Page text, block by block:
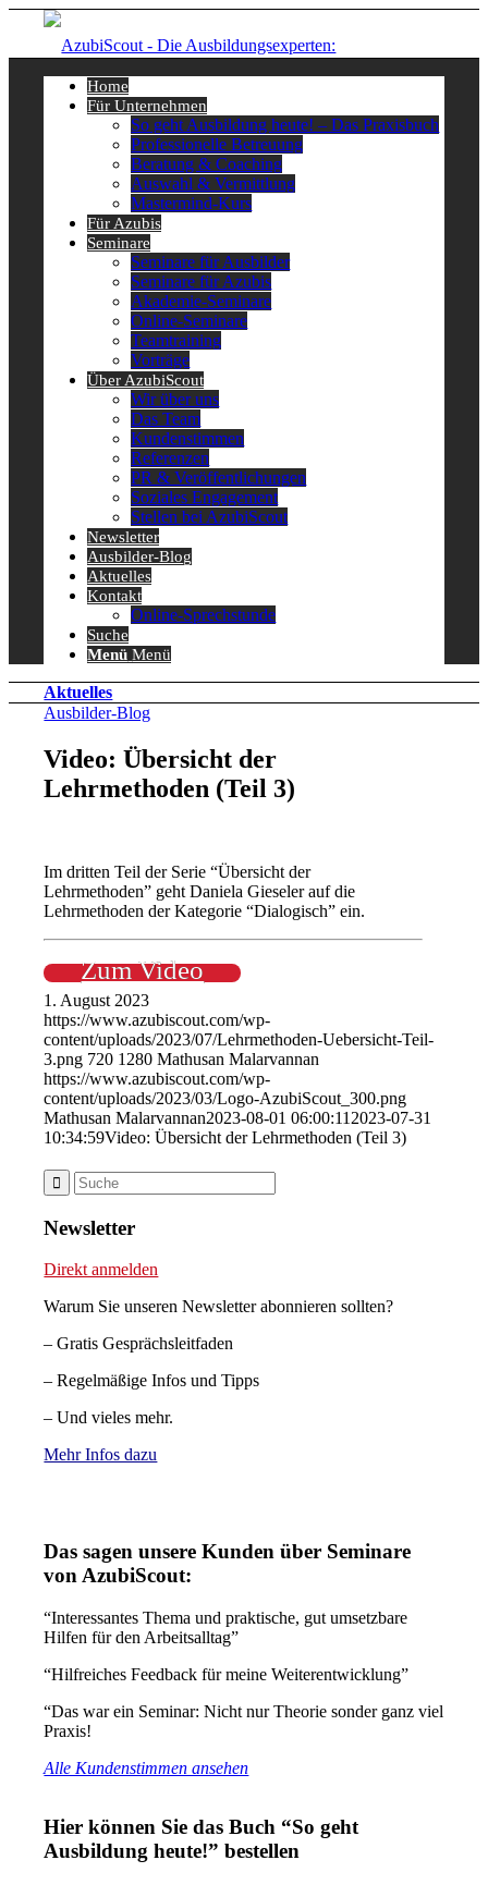
Home
Für Unternehmen
So geht Ausbildung heute! – Das Praxisbuch
Professionelle Betreuung
Beratung & Coaching
Auswahl & Vermittlung
Mastermind-Kurs
Für Azubis
Seminare
Seminare für Ausbilder
Seminare für Azubis
Akademie-Seminare
Online-Seminare
Teamtraining
Vorträge
Über AzubiScout
Wir über uns
Das Team
Kundenstimmen
Referenzen
PR & Veröffentlichungen
Soziales Engagement
Stellen bei AzubiScout
Newsletter
Ausbilder-Blog
Aktuelles
Kontakt
Online-Sprechstunde
Suche
Menü Menü
Aktuelles
Ausbilder-Blog
Video: Übersicht der
Lehrmethoden (Teil 3)
Im dritten Teil der Serie “Übersicht der
Lehrmethoden” geht Daniela Gieseler auf die
Lehrmethoden der Kategorie “Dialogisch” ein.
Zum Video
1. August 2023
https://www.azubiscout.com/wp-
content/uploads/2023/07/Lehrmethoden-Uebersicht-Teil-
3.png 720 1280 Mathusan Malarvannan
https://www.azubiscout.com/wp-
content/uploads/2023/03/Logo-AzubiScout_300.png
Mathusan Malarvannan2023-08-01 06:00:11 2023-07-31
10:34:59Video: Übersicht der Lehrmethoden (Teil 3)
Newsletter
Direkt anmelden
Warum Sie unseren Newsletter abonnieren sollten?
– Gratis Gesprächsleitfaden
– Regelmäßige Infos und Tipps
– Und vieles mehr.
Mehr Infos dazu
Das sagen unsere Kunden über Seminare
von AzubiScout:
“Interessantes Thema und praktische, gut umsetzbare
Hilfen für den Arbeitsalltag”
“Hilfreiches Feedback für meine Weiterentwicklung”
“Das war ein Seminar: Nicht nur Theorie sonder ganz viel
Praxis!
Alle Kundenstimmen ansehen
Hier können Sie das Buch “So geht
Ausbildung heute!” bestellen